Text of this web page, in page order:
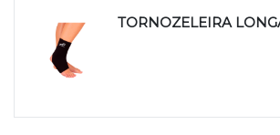
TORNOZELEIRA